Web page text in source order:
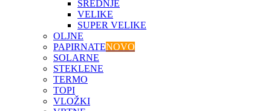
SREDNJE
VELIKE
SUPER VELIKE
OLJNE
PAPIRNATENOVO
SOLARNE
STEKLENE
TERMO
TOPI
VLOŽKI